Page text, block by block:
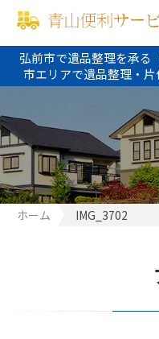
弘前市で遺品整理を承る
市エリアで遺品整理・
ホーム IMG_3702